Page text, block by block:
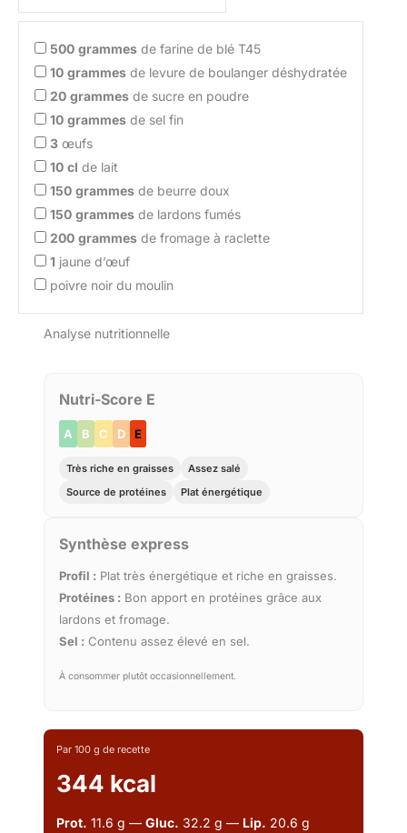
500 grammes de farine de blé T45
10 grammes de levure de boulanger déshydratée
20 grammes de sucre en poudre
10 grammes de sel fin
3 œufs
10 cl de lait
150 grammes de beurre doux
150 grammes de lardons fumés
200 grammes de fromage à raclette
1 jaune d’œuf
poivre noir du moulin
Analyse nutritionnelle
Nutri-Score E
A B C D E
Très riche en graisses
Assez salé
Source de protéines
Plat énergétique
Synthèse express
Profil : Plat très énergétique et riche en graisses.
Protéines : Bon apport en protéines grâce aux
lardons et fromage.
Sel : Contenu assez élevé en sel.
À consommer plutôt occasionnellement.
Par 100 g de recette
344 kcal
Prot. 11.6 g — Gluc. 32.2 g — Lip. 20.6 g